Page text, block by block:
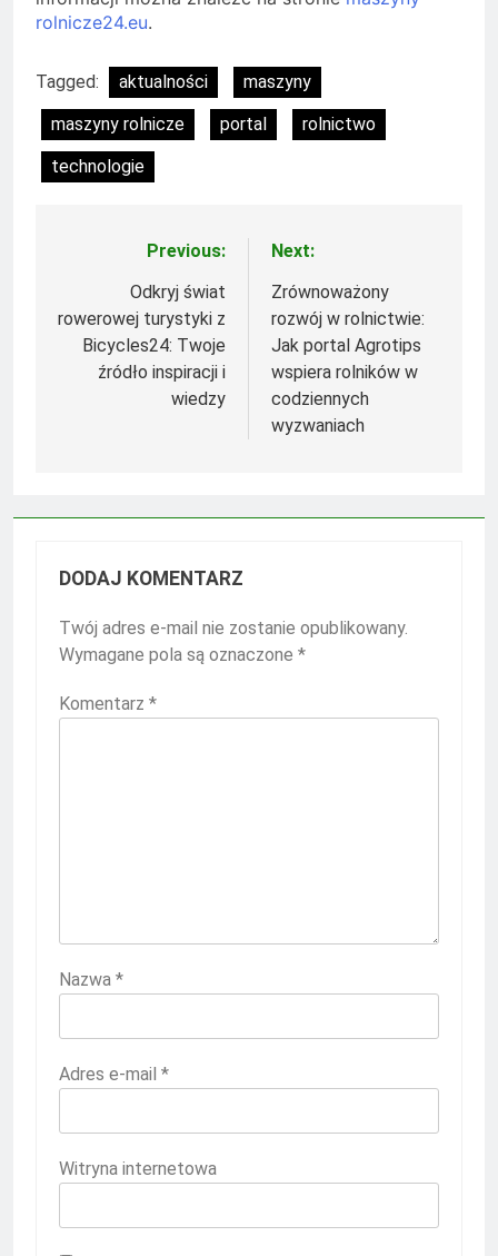
rolnicze24.eu.
Tagged: aktualności
maszyny
maszyny rolnicze
portal
rolnictwo
technologie
NawigacjaPrevious:
Odkryj świat
rowerowej turystyki z
Bicycles24: Twoje
źródło inspiracji i
wiedzy
Next:
Zrównoważony
rozwój w rolnictwie:
Jak portal Agrotips
wspiera rolników w
codziennych
wyzwaniach
DODAJ KOMENTARZ
Twój adres e-mail nie zostanie opublikowany.
Wymagane pola są oznaczone *
Komentarz *
Nazwa *
Adres e-mail *
Witryna internetowa